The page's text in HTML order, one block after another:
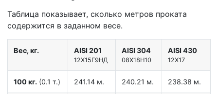
Таблица показывает, сколько метров проката
содержится в заданном весе.
Вес, кг. AISI 201
12X15Г9НД
AISI 304
08Х18Н10
AISI 430
12Х17
100 кг. (0.1 т.) 241.14 м. 240.21 м. 238.38 м.